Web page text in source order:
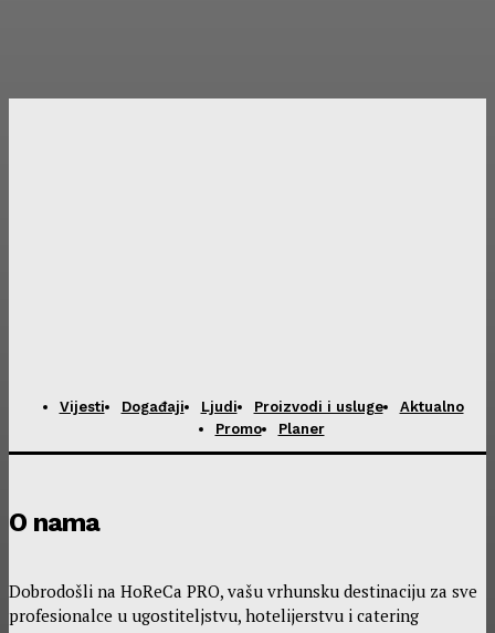
Vijesti Događaji Ljudi Proizvodi i usluge
Aktualno
Promo
Planer
O nama
Dobrodošli na HoReCa PRO, vašu vrhunsku destinaciju za sve
profesionalce u ugostiteljstvu, hotelijerstvu i catering